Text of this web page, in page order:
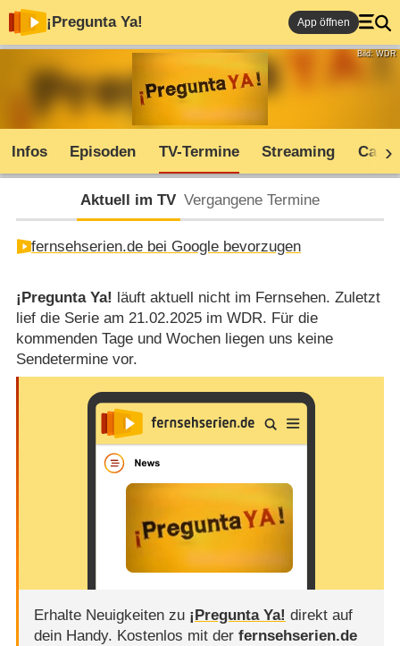
¡Pregunta Ya! App öffnen
Bild: WDR
Infos Episoden TV-Termine Streaming Cast
Aktuell im TV Vergangene Termine
fernsehserien.de bei Google bevorzugen
¡Pregunta Ya! läuft aktuell nicht im Fernsehen. Zuletzt
lief die Serie am 21.02.2025 im WDR. Für die
kommenden Tage und Wochen liegen uns keine
Sendetermine vor.
Erhalte Neuigkeiten zu ¡Pregunta Ya! direkt auf
dein Handy. Kostenlos mit der fernsehserien.de